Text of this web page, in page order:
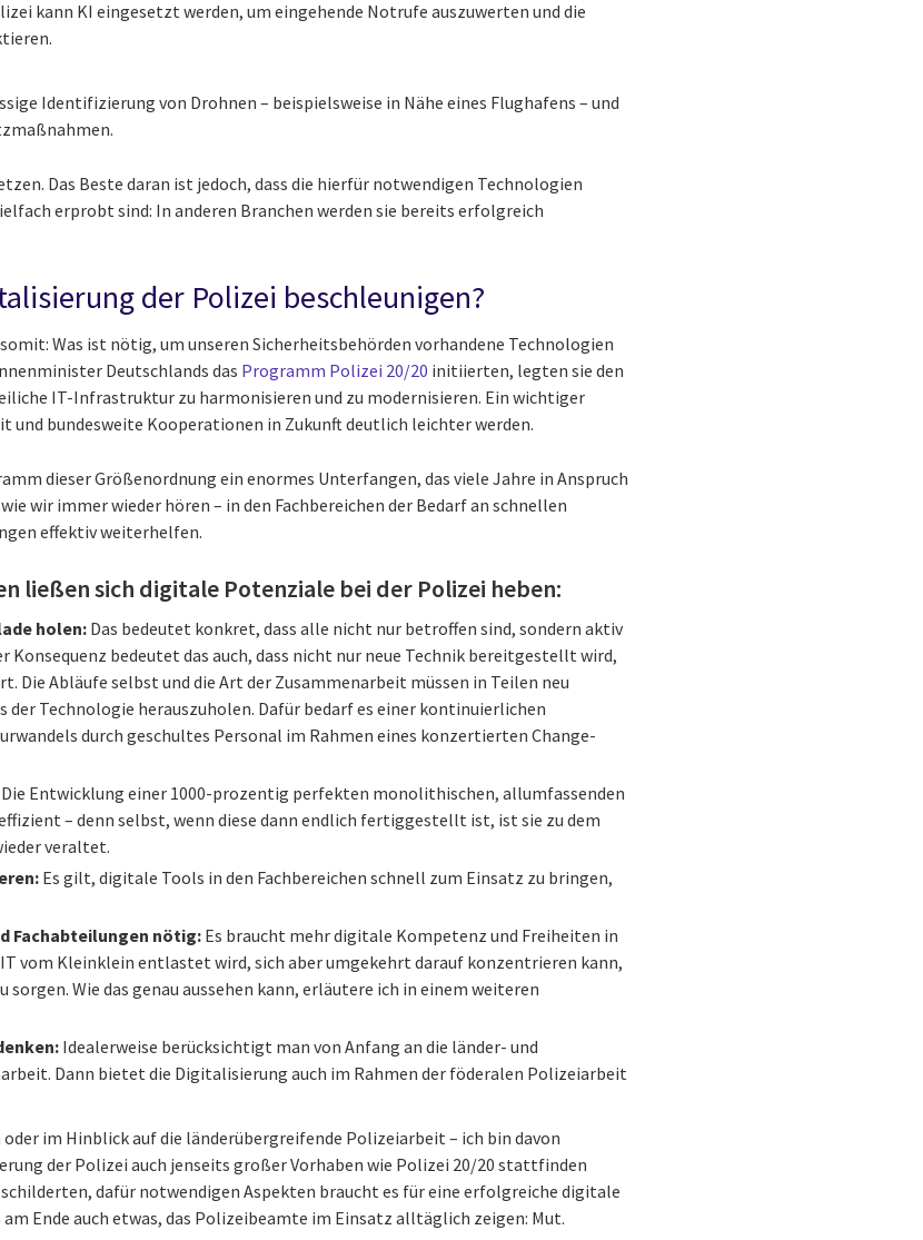
kann KI eingesetzt werden, um eingehende Notrufe auszuwerten und die
Identifizierung von Drohnen – beispielsweise in Nähe eines Flughafens – und
Das Beste daran ist jedoch, dass die hierfür notwendigen Technologien
erprobt sind: In anderen Branchen werden sie bereits erfolgreich
der Polizei beschleunigen?
Was ist nötig, um unseren Sicherheitsbehörden vorhandene Technologien
Deutschlands das Programm Polizei 20/20 initiierten, legten sie den
IT-Infrastruktur zu harmonisieren und zu modernisieren. Ein wichtiger
bundesweite Kooperationen in Zukunft deutlich leichter werden.
dieser Größenordnung ein enormes Unterfangen, das viele Jahre in Anspruch
wir immer wieder hören – in den Fachbereichen der Bedarf an schnellen
effektiv weiterhelfen.
ließen sich digitale Potenziale bei der Polizei heben:
holen: Das bedeutet konkret, dass alle nicht nur betroffen sind, sondern aktiv
Konsequenz bedeutet das auch, dass nicht nur neue Technik bereitgestellt wird,
Die Abläufe selbst und die Art der Zusammenarbeit müssen in Teilen neu
der Technologie herauszuholen. Dafür bedarf es einer kontinuierlichen
durch geschultes Personal im Rahmen eines konzertierten Change-
Die Entwicklung einer 1000-prozentig perfekten monolithischen, allumfassenden
– denn selbst, wenn diese dann endlich fertiggestellt ist, ist sie zu dem
veraltet.
Es gilt, digitale Tools in den Fachbereichen schnell zum Einsatz zu bringen,
Fachabteilungen nötig:Es braucht mehr digitale Kompetenz und Freiheiten in
vom Kleinklein entlastet wird, sich aber umgekehrt darauf konzentrieren kann,
sorgen. Wie das genau aussehen kann, erläutere ich in einem weiteren
Idealerweise berücksichtigt man von Anfang an die länder- und
Dann bietet die Digitalisierung auch im Rahmen der föderalen Polizeiarbeit
im Hinblick auf die länderübergreifende Polizeiarbeit – ich bin davon
der Polizei auch jenseits großer Vorhaben wie Polizei 20/20 stattfinden
dafür notwendigen Aspekten braucht es für eine erfolgreiche digitale
Ende auch etwas, das Polizeibeamte im Einsatz alltäglich zeigen: Mut.